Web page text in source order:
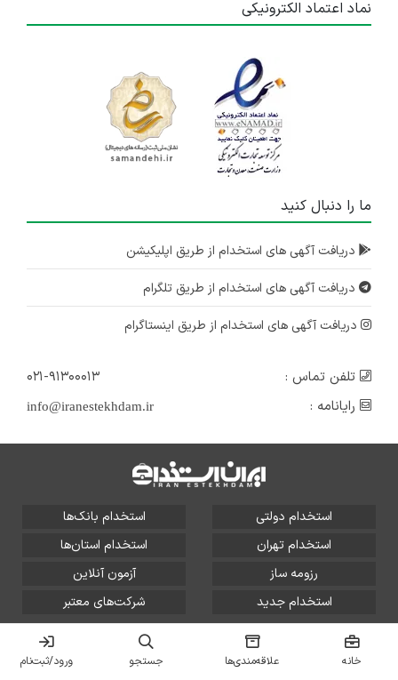
نماد اعتماد الکترونیکی
ما را دنبال کنید
دریافت آگهی های استخدام از طریق اپلیکیشن
دریافت آگهی های استخدام از طریق تلگرام
دریافت آگهی های استخدام از طریق اینستاگرام
تلفن تماس :
۰۲۱-۹۱۳۰۰۰۱۳
رایانامه :
info@iranestekhdam.ir
استخدام دولتی
استخدام بانک‌ها
استخدام تهران
استخدام استان‌ها
رزومه ساز
آزمون آنلاین
استخدام جدید
شرکت‌های معتبر
تمامی حقوق این سایت برای آلتین سیستم محفوظ است و هر
گونه سوءاستفاده از آن پیگرد قانونی دارد.
خانه علاقه‌مندی‌ها جستجو ورود/ثبت‌نام